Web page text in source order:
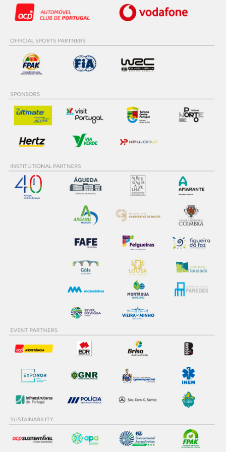
O ACP garantirá que as transferências internacionais de
dados pessoais serão realizadas apenas com o seu
necessário no contexto dos serviços a prestar.
Realçamos que o bloqueio de certo tipo de Cookies e
experiência de navegação no Website e nos serviços
disponibilizados.
Consulte a política de cookies do site.